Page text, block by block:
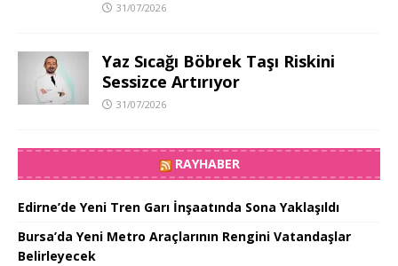
31/07/2026
Yaz Sıcağı Böbrek Taşı Riskini
Sessizce Artırıyor
31/07/2026
RAYHABER
Edirne’de Yeni Tren Garı İnşaatında Sona Yaklaşıldı
Bursa’da Yeni Metro Araçlarının Rengini Vatandaşlar
Belirleyecek